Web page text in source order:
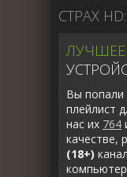
СТРАХ
ЛУЧШЕЕ
Вы попали
плейлист
нас их 764
качестве,
(18+)